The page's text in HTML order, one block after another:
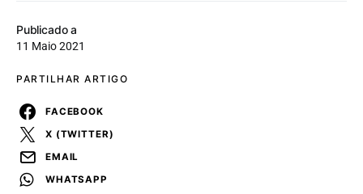
Publicado a
11 Maio 2021
PARTILHAR ARTIGO
FACEBOOK
X (TWITTER)
EMAIL
WHATSAPP